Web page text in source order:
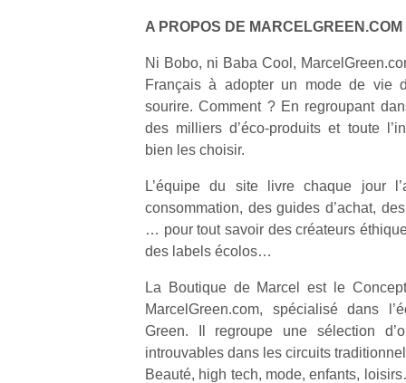
A PROPOS DE
Ni Bobo, ni Baba Cool,
Français à adopter un mode de vie
sourire. Comment ? En regroupant
des milliers d’éco-produits et toute
bien les choisir.
L’équipe du site livre chaque jour
consommation, des guides d’achat,
… pour tout savoir des créateurs
des labels écolos…
La Boutique de Marcel est le
MarcelGreen.com, spécialisé dans
Green. Il regroupe une sélection
introuvables dans les circuits
Beauté, high tech, mode, enfants,
à